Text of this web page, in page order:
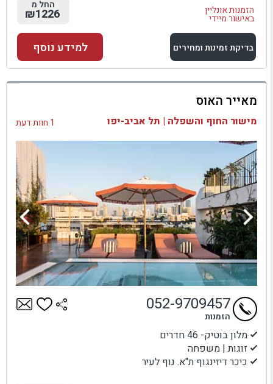
הזמנות אונליין
באישור מיידי
החל מ
₪1226
בדיקת זמינות ומחירים
למתחם זה
בדיקת זמינות ומחירים
למידע נוסף
מאייר האוס
מישור החוף והשפלה | תל אביב-יפו 1 חוות דעת
מלון בוטיק- 46 חדרים
זוגות | משפחה
כיכר דיזינגוף ת"א. נוף לעיר
052-9709457
הזמנות